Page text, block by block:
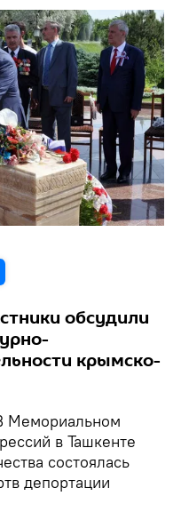
обсудили
крымско-
Мемориальном
в Ташкенте
состоялась
депортации